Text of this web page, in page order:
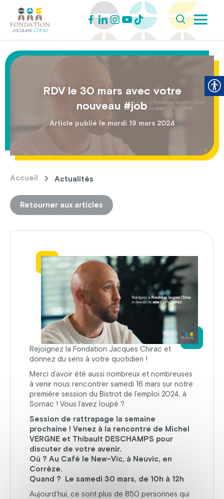
RDV le 30 mars avec votre
nouveau #job
Article publié le mardi 19 mars 2024
Accueil Actualités
Retourner aux articles
Rejoignez la Fondation Jacques Chirac et
donnez du sens à votre quotidien !
Merci d’avoir été aussi nombreux et nombreuses
à venir nous rencontrer samedi 16 mars sur notre
première session du Bistrot de l’emploi 2024, à
Sornac ! Vous l’avez loupé ?
Session de rattrapage la semaine
prochaine ! Venez à la rencontre de Michel
VERGNE et Thibault DESCHAMPS pour
discuter de votre avenir.
Où ? Au Café le New-Vic, à Neuvic, en
Corrèze.
Quand ? Le samedi 30 mars, de 10h à 12h
Aujourd’hui, ce sont plus de 850 personnes qui